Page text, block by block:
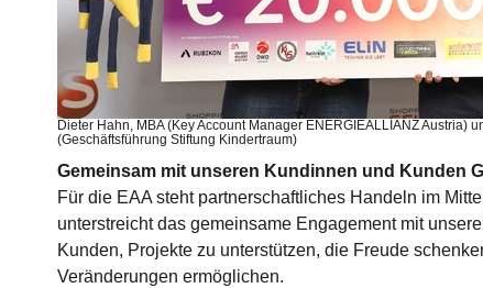
Dieter Hahn, MBA (Key Account Manager ENERGIEALLIANZ Austria)
(Geschäftsführung Stiftung Kindertraum)
Gemeinsam mit unseren Kundinnen und Kunden
Für die EAA steht partnerschaftliches Handeln im
unterstreicht das gemeinsame Engagement mit
Kunden, Projekte zu unterstützen, die Freude
Veränderungen ermöglichen.